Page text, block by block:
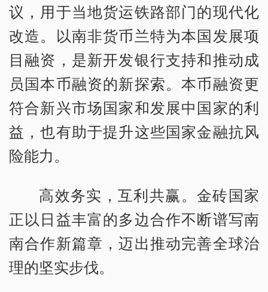
议，用于当地货运铁路部门的现代化
改造。以南非货币兰特为本国发展项
目融资，是新开发银行支持和推动成
员国本币融资的新探索。本币融资更
符合新兴市场国家和发展中国家的利
益，也有助于提升这些国家金融抗风
险能力。
高效务实，互利共赢。金砖国家
正以日益丰富的多边合作不断谱写南
南合作新篇章，迈出推动完善全球治
理的坚实步伐。